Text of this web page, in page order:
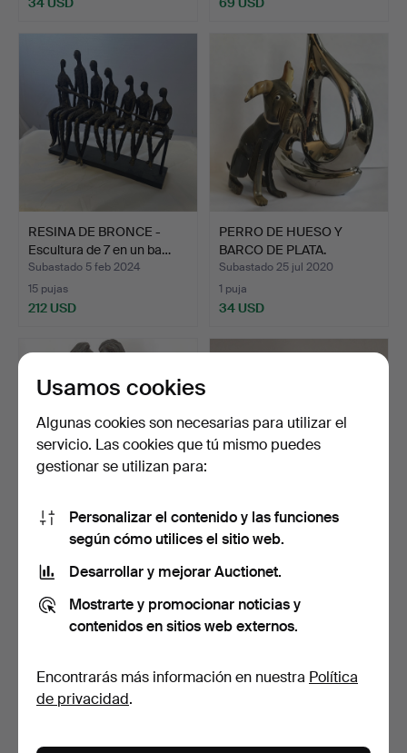
RESINA DE BRONCE -
Escultura de 7 en un ba…
Subastado 5 feb 2024
15 pujas
212 USD
PERRO DE HUESO Y
BARCO DE PLATA.
Subastado 25 jul 2020
1 puja
34 USD
ESCULTURA DE LOS
Subastado 5 ago 2019
8 pujas
71 USD
CAJA DE BARATIJAS DE
Subastado 24 sep 2017
61 USD
Usamos cookies
Algunas cookies son necesarias para utilizar el
servicio. Las cookies que tú mismo puedes
gestionar se utilizan para:
Personalizar el contenido y las funciones
según cómo utilices el sitio web.
Desarrollar y mejorar Auctionet.
Mostrarte y promocionar noticias y
contenidos en sitios web externos.
Encontrarás más información en nuestra Política
de privacidad.